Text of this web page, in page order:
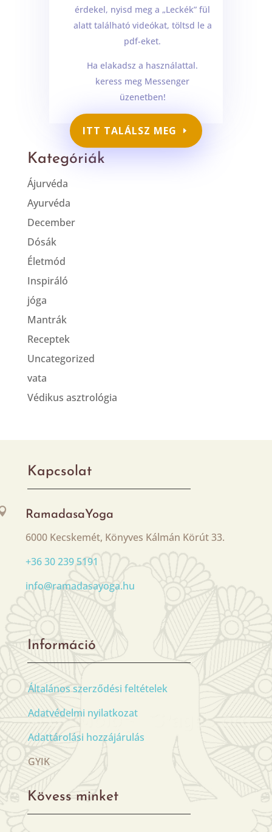
érdekel, nyisd meg a „Leckék” fül
alatt található videókat, töltsd le a
pdf-eket.
Ha elakadsz a használattal.
keress meg Messenger
üzenetben!
ITT TALÁLSZ MEG
Kategóriák
Ájurvéda
Ayurvéda
December
Dósák
Életmód
Inspiráló
jóga
Mantrák
Receptek
Uncategorized
vata
Védikus asztrológia
Kapcsolat
RamadasaYoga
6000 Kecskemét, Könyves Kálmán Körút 33.
+36 30 239 5191
info@ramadasayoga.hu
Információ
Általános szerződési feltételek
Adatvédelmi nyilatkozat
Adattárolási hozzájárulás
GYIK
Kövess minket